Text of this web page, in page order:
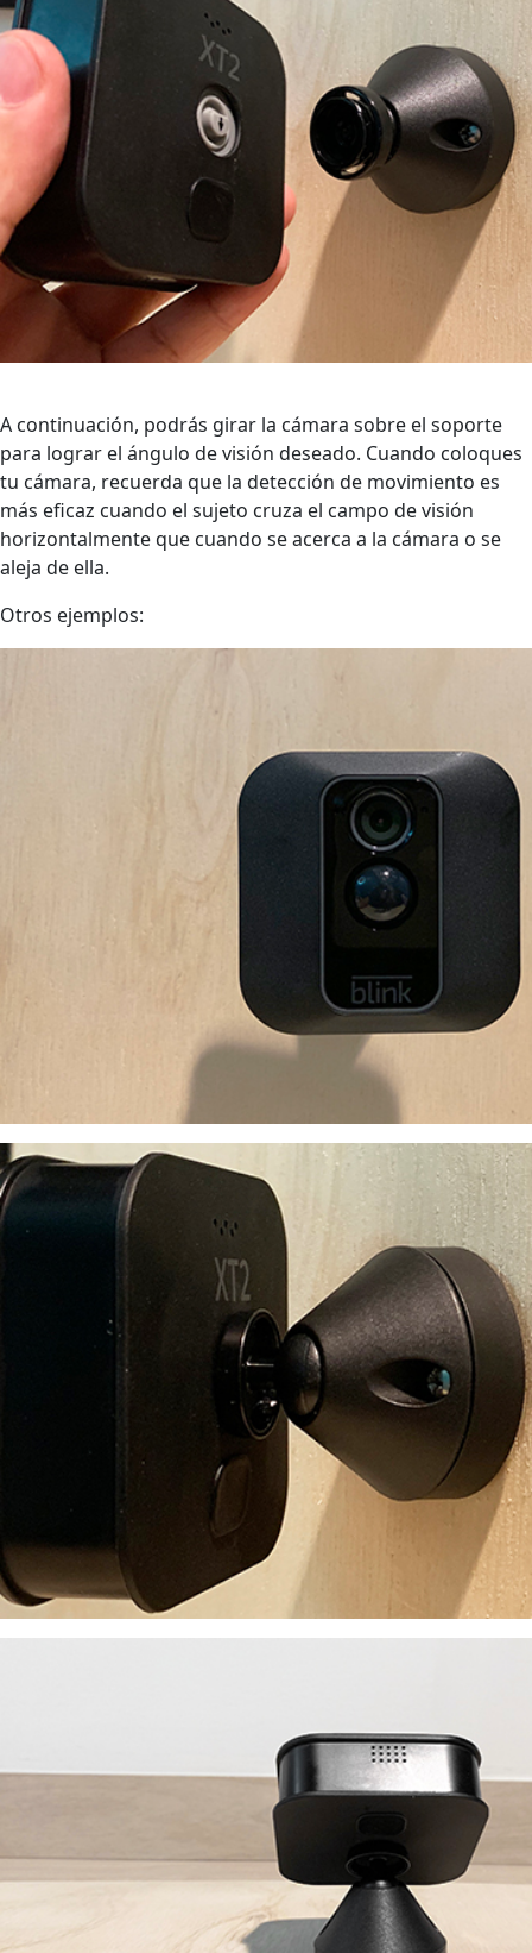
A continuación, podrás girar la cámara sobre el soporte
para lograr el ángulo de visión deseado. Cuando coloques
tu cámara, recuerda que la detección de movimiento es
más eficaz cuando el sujeto cruza el campo de visión
horizontalmente que cuando se acerca a la cámara o se
aleja de ella.
Otros ejemplos: